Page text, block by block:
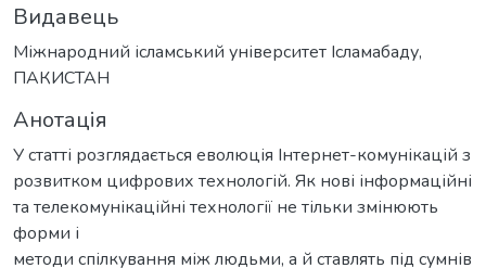
Видавець
Міжнародний ісламський університет Ісламабаду,
Анотація
У статті розглядається еволюція Інтернет-комунікацій з
розвитком цифрових технологій. Як нові інформаційні
та телекомунікаційні технології не тільки змінюють
форми і
методи спілкування між людьми, а й ставлять під сумнів